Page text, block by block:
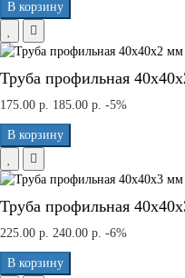
В корзину
Труба профильная
175.00 р. 185.00 р. -5%
В корзину
Труба профильная
225.00 р. 240.00 р. -6%
В корзину